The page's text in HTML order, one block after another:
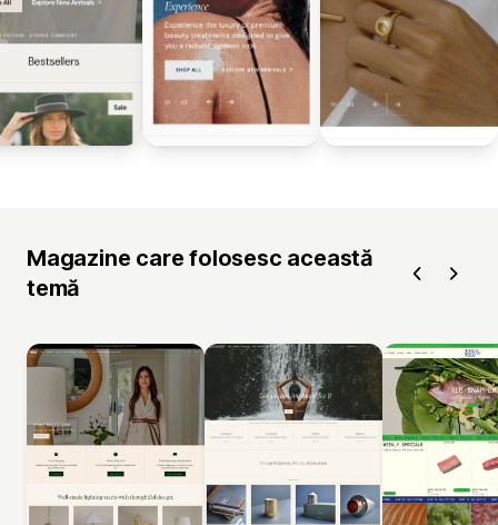
Magazine care folosesc această
temă